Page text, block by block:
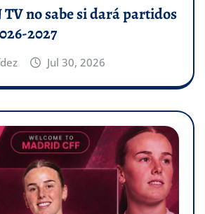
no sabe si dará partidos
2027
Jul 30, 2026